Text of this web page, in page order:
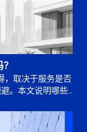
，取决于服务是否
。本文说明哪些